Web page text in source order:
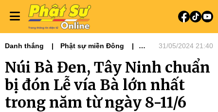
Danh thắng
Phật sự miền Đông
31/05/2024 21:40
Núi Bà Đen, Tây Ninh chuẩn
bị đón Lễ vía Bà lớn nhất
trong năm từ ngày 8-11/6